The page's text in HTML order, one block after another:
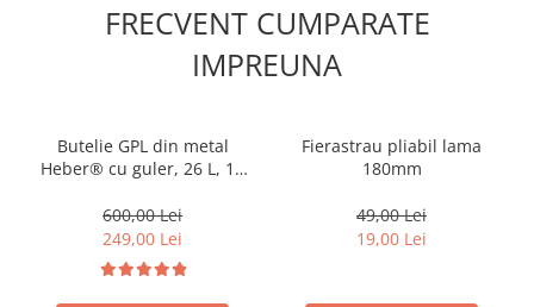
FRECVENT CUMPARATE
IMPREUNA
Butelie GPL din metal
Heber® cu guler, 26 L, 11
cu gaz
600,00 Lei
249,00 Lei
Fierastrau pliabil lama
180mm
49,00 Lei
19,00 Lei